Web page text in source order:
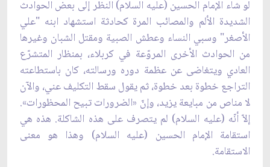
لو شاء الإمام الحسين (عليه السلام) النظر إلى بعض الحوادث
الشديدة الألم والمصائب المرة كحادثة استشهاد ابنه "علي
الأصغر" وسبي النساء وعطش الصبية ومقتل الشبان وغيرها
من الحوادث الأخرى المروّعة في كربلاء، بمنظار المتشرّع
العادي ويتغاضى عن عظمة دوره ورسالته، كان باستطاعته
التراجع خطوة بعد خطوة، ثم يقول سقط التكليف عني، والآن
لا مناص من مبايعة يزيد، وإنّ «الضرورات تبيح المحظورات».
إلاّ أنّه (عليه السلام) لم يتصرف على هذه الشاكلة. هذه هي
استقامة الإمام الحسين (عليه السلام) وهذا هو معنى
الاستقامة.